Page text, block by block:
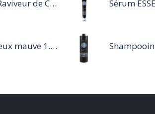
Shampooing Raviveur de Couleur 300 ml Rose de Schwarzkopf Professional
Crayon khôl yeux mauve 1.14g